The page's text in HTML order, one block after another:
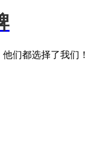
们都选择了我们！